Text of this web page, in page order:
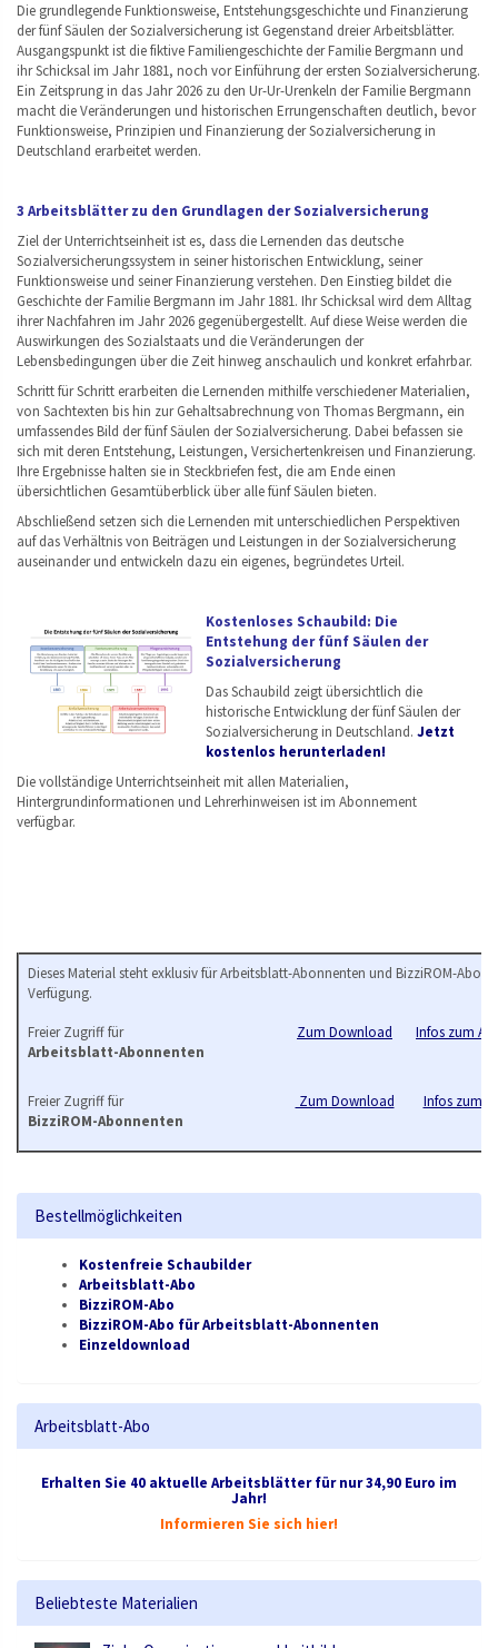
Die grundlegende Funktionsweise, Entstehungsgeschichte und Finanzierung
der fünf Säulen der Sozialversicherung ist Gegenstand dreier Arbeitsblätter.
Ausgangspunkt ist die fiktive Familiengeschichte der Familie Bergmann und
ihr Schicksal im Jahr 1881, noch vor Einführung der ersten Sozialversicherung.
Ein Zeitsprung in das Jahr 2026 zu den Ur-Ur-Urenkeln der Familie Bergmann
macht die Veränderungen und historischen Errungenschaften deutlich, bevor
Funktionsweise, Prinzipien und Finanzierung der Sozialversicherung in
Deutschland erarbeitet werden.
3 Arbeitsblätter zu den Grundlagen der Sozialversicherung
Ziel der Unterrichtseinheit ist es, dass die Lernenden das deutsche
Sozialversicherungssystem in seiner historischen Entwicklung, seiner
Funktionsweise und seiner Finanzierung verstehen. Den Einstieg bildet die
Geschichte der Familie Bergmann im Jahr 1881. Ihr Schicksal wird dem Alltag
ihrer Nachfahren im Jahr 2026 gegenübergestellt. Auf diese Weise werden die
Auswirkungen des Sozialstaats und die Veränderungen der
Lebensbedingungen über die Zeit hinweg anschaulich und konkret erfahrbar.
Schritt für Schritt erarbeiten die Lernenden mithilfe verschiedener Materialien,
von Sachtexten bis hin zur Gehaltsabrechnung von Thomas Bergmann, ein
umfassendes Bild der fünf Säulen der Sozialversicherung. Dabei befassen sie
sich mit deren Entstehung, Leistungen, Versichertenkreisen und Finanzierung.
Ihre Ergebnisse halten sie in Steckbriefen fest, die am Ende einen
übersichtlichen Gesamtüberblick über alle fünf Säulen bieten.
Abschließend setzen sich die Lernenden mit unterschiedlichen Perspektiven
auf das Verhältnis von Beiträgen und Leistungen in der Sozialversicherung
auseinander und entwickeln dazu ein eigenes, begründetes Urteil.
Kostenloses Schaubild: Die
Entstehung der fünf Säulen der
Sozialversicherung
Das Schaubild zeigt übersichtlich die
historische Entwicklung der fünf Säulen der
Sozialversicherung in Deutschland. Jetzt
kostenlos herunterladen!
Die vollständige Unterrichtseinheit mit allen Materialien,
Hintergrundinformationen und Lehrerhinweisen ist im Abonnement
verfügbar.
Dieses Material steht exklusiv für Arbeitsblatt-Abonnenten und BizziROM-
Verfügung.
Freier Zugriff für
Arbeitsblatt-Abonnenten
Zum Download Infos zum
Freier Zugriff für
BizziROM-Abonnenten
Zum Download Infos zum
Bestellmöglichkeiten
Kostenfreie Schaubilder
Arbeitsblatt-Abo
BizziROM-Abo
BizziROM-Abo für Arbeitsblatt-Abonnenten
Einzeldownload
Arbeitsblatt-Abo
Erhalten Sie 40 aktuelle Arbeitsblätter für nur 34,90 Euro im
Jahr!
Informieren Sie sich hier!
Beliebteste Materialien